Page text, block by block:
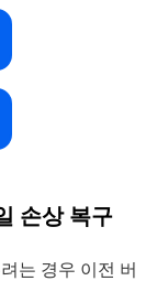
손상 복구
는 경우 이전 버